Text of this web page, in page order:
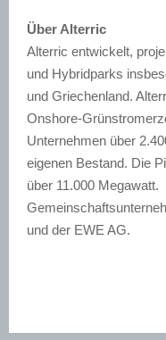
Über Alterric
Alterric entwickelt,
und Hybridparks
und Griechenland.
Onshore-
Unternehmen über
eigenen Bestand. Die
über 11.000
und der EWE AG.